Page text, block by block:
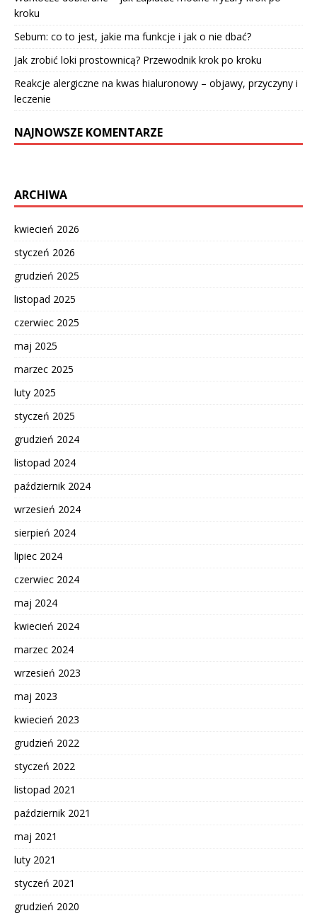
kroku
Sebum: co to jest, jakie ma funkcje i jak o nie dbać?
Jak zrobić loki prostownicą? Przewodnik krok po kroku
Reakcje alergiczne na kwas hialuronowy – objawy, przyczyny i
leczenie
NAJNOWSZE KOMENTARZE
ARCHIWA
kwiecień 2026
styczeń 2026
grudzień 2025
listopad 2025
czerwiec 2025
maj 2025
marzec 2025
luty 2025
styczeń 2025
grudzień 2024
listopad 2024
październik 2024
wrzesień 2024
sierpień 2024
lipiec 2024
czerwiec 2024
maj 2024
kwiecień 2024
marzec 2024
wrzesień 2023
maj 2023
kwiecień 2023
grudzień 2022
styczeń 2022
listopad 2021
październik 2021
maj 2021
luty 2021
styczeń 2021
grudzień 2020